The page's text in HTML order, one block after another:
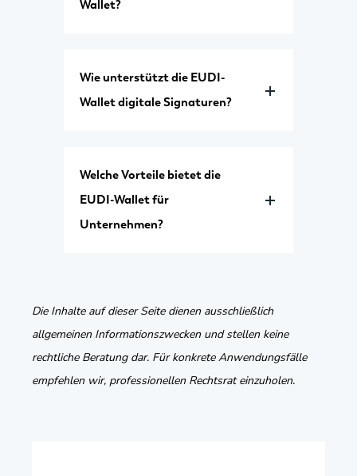
Wallet?
Wie unterstützt die EUDI-
Wallet digitale Signaturen?
Welche Vorteile bietet die
EUDI-Wallet für
Unternehmen?
Die Inhalte auf dieser Seite dienen ausschließlich
allgemeinen Informationszwecken und stellen keine
rechtliche Beratung dar. Für konkrete Anwendungsfälle
empfehlen wir, professionellen Rechtsrat einzuholen.